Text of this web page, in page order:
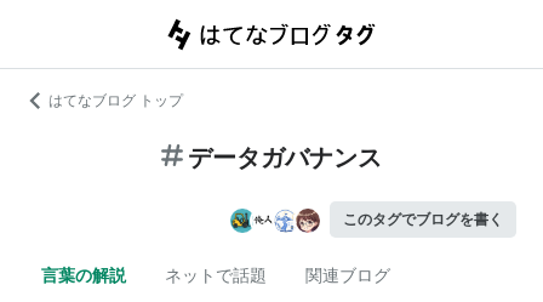
はてなブログ トップ
データガバナンス
このタグでブログを書く
言葉の解説 ネットで話題 関連ブログ